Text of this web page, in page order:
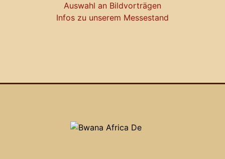
Auswahl an Bildvorträgen
Infos zu unserem Messestand